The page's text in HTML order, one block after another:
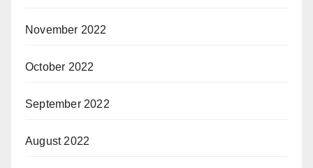
November 2022
October 2022
September 2022
August 2022